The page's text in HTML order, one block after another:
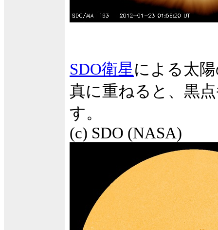
SDO衛星による太
真に重ねると、黒
す。
(c) SDO (NASA)